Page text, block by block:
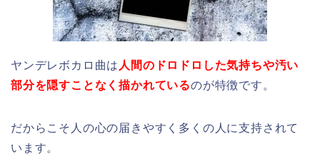
ヤンデレボカロ曲は 人間のドロドロした気持ちや汚い
部分を隠すことなく描かれているのが特徴です。
だからこそ人の心の届きやすく多くの人に支持されて
います。